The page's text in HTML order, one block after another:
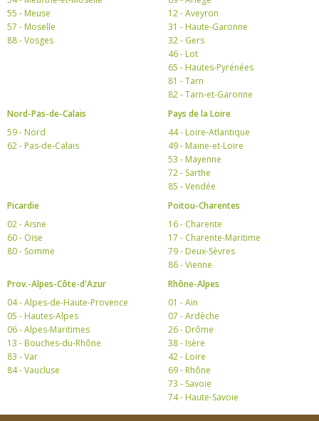
55 - Meuse
57 - Moselle
88 - Vosges
12 - Aveyron
31 - Haute-Garonne
32 - Gers
46 - Lot
65 - Hautes-Pyrénées
81 - Tarn
82 - Tarn-et-Garonne
Nord-Pas-de-Calais
59 - Nord
62 - Pas-de-Calais
Pays de la Loire
44 - Loire-Atlantique
49 - Maine-et-Loire
53 - Mayenne
72 - Sarthe
85 - Vendée
Picardie
02 - Aisne
60 - Oise
80 - Somme
Poitou-Charentes
16 - Charente
17 - Charente-Maritime
79 - Deux-Sèvres
86 - Vienne
Prov.-Alpes-Côte-d'Azur
04 - Alpes-de-Haute-Provence
05 - Hautes-Alpes
06 - Alpes-Maritimes
13 - Bouches-du-Rhône
83 - Var
84 - Vaucluse
Rhône-Alpes
01 - Ain
07 - Ardèche
26 - Drôme
38 - Isère
42 - Loire
69 - Rhône
73 - Savoie
74 - Haute-Savoie